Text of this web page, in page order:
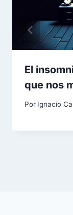
El
que nos
Por Ignacio